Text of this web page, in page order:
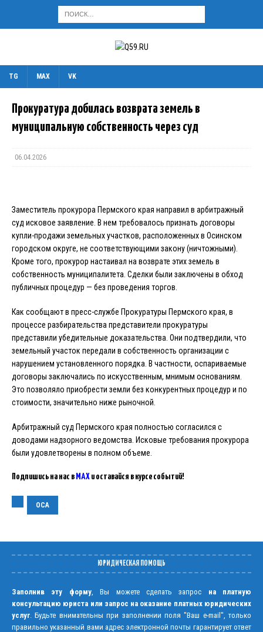
TG MAX VK
Прокуратура добилась возврата земель в
муниципальную собственность через суд
06.04.2026
Заместитель прокурора Пермского края направил в арбитражный
суд исковое заявление. В нем требовалось признать договоры
купли-продажи земельных участков, расположенных в Осинском
городском округе, не соответствующими закону (ничтожными).
Кроме того, прокурор настаивал на возврате этих земель в
собственность муниципалитета. Сделки были заключены в обход
публичных процедур — без проведения торгов.
Как сообщают в пресс-службе Прокуратуры Пермского края, в
процессе разбирательства представители прокуратуры
представили убедительные доказательства. Они подтвердили, что
земельный участок передали в собственность организации с
нарушением установленного порядка. В частности, оспариваемые
договоры заключались по искусственным, мнимым основаниям.
Это позволяло приобрести земли без конкурентных процедур и по
стоимости, значительно ниже рыночной.
Арбитражный суд Пермского края полностью согласился с
доводами надзорного ведомства. Исковые требования прокурора
были удовлетворены в полном объеме.
Подпишись на нас в MAX и оставайся в курсе событий!
ОСА
ЮРИДИЧЕСКАЯ ПОМОЩЬ
Заполнив эту форму, Вы можете сделать запрос на платную
консультацию юриста или запрос на оказание платных юридических
услуг. Будьте внимательны при заполнении поля "Ваш e-mail", только
правильно указанный вами адрес электронной почты гарантирует ответ